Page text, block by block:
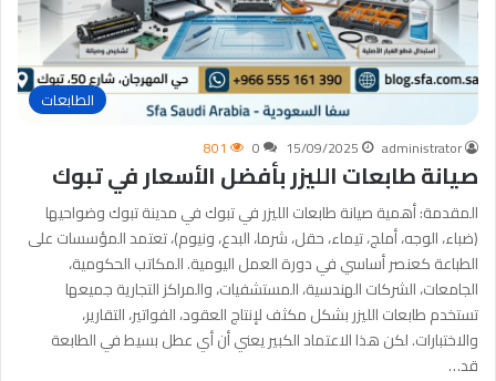
الطابعات
administrator
15/09/2025
0
801
صيانة طابعات الليزر بأفضل الأسعار في تبوك
المقدمة: أهمية صيانة طابعات الليزر في تبوك في مدينة تبوك وضواحيها
(ضباء، الوجه، أملج، تيماء، حقل، شرما، البدع، ونيوم)، تعتمد المؤسسات على
الطباعة كعنصر أساسي في دورة العمل اليومية. المكاتب الحكومية،
الجامعات، الشركات الهندسية، المستشفيات، والمراكز التجارية جميعها
تستخدم طابعات الليزر بشكل مكثف لإنتاج العقود، الفواتير، التقارير،
والاختبارات. لكن هذا الاعتماد الكبير يعني أن أي عطل بسيط في الطابعة
قد…